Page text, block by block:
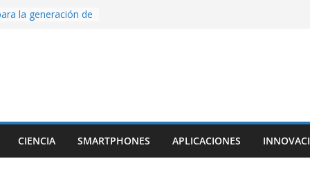
la generación de
con Inteligencia
una app
una
CIENCIA SMARTPHONES APLICACIONES